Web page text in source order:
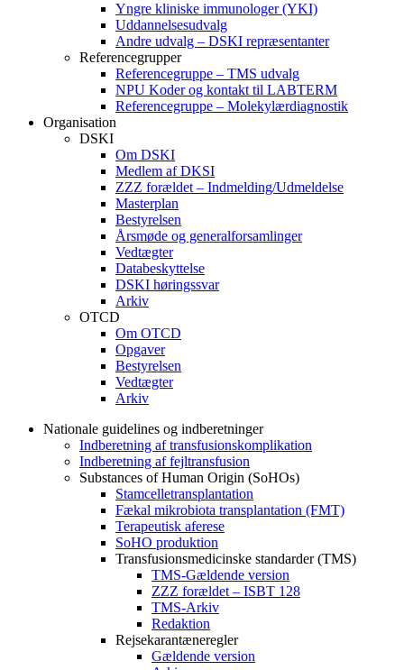
Yngre kliniske immunologer (YKI)
Uddannelsesudvalg
Andre udvalg – DSKI repræsentanter
Referencegrupper
Referencegruppe – TMS udvalg
NPU Koder og kontakt til LABTERM
Referencegruppe – Molekylærdiagnostik
Organisation
DSKI
Om DSKI
Medlem af DKSI
ZZZ forældet – Indmelding/Udmeldelse
Masterplan
Bestyrelsen
Årsmøde og generalforsamlinger
Vedtægter
Databeskyttelse
DSKI høringssvar
Arkiv
OTCD
Om OTCD
Opgaver
Bestyrelsen
Vedtægter
Arkiv
Nationale guidelines og indberetninger
Indberetning af transfusionskomplikation
Indberetning af fejltransfusion
Substances of Human Origin (SoHOs)
Stamcelletransplantation
Fækal mikrobiota transplantation (FMT)
Terapeutisk aferese
SoHO produktion
Transfusionsmedicinske standarder (TMS)
TMS-Gældende version
ZZZ forældet – ISBT 128
TMS-Arkiv
Redaktion
Rejsekarantæneregler
Gældende version